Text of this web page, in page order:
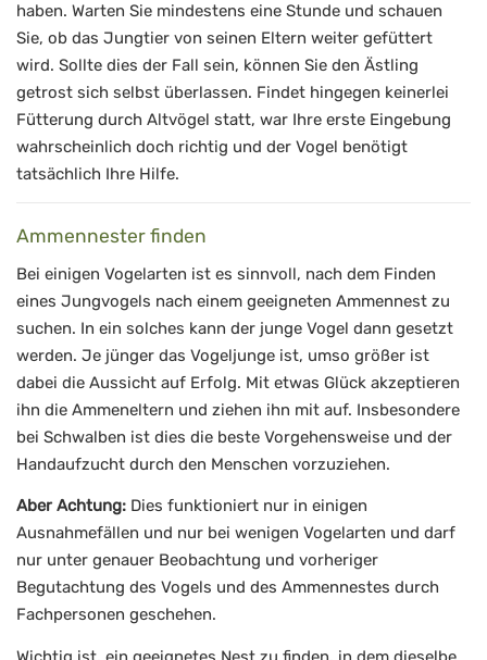
haben. Warten Sie mindestens eine Stunde und schauen
Sie, ob das Jungtier von seinen Eltern weiter gefüttert
wird. Sollte dies der Fall sein, können Sie den Ästling
getrost sich selbst überlassen. Findet hingegen keinerlei
Fütterung durch Altvögel statt, war Ihre erste Eingebung
wahrscheinlich doch richtig und der Vogel benötigt
tatsächlich Ihre Hilfe.
Ammennester finden
Bei einigen Vogelarten ist es sinnvoll, nach dem Finden
eines Jungvogels nach einem geeigneten Ammennest zu
suchen. In ein solches kann der junge Vogel dann gesetzt
werden. Je jünger das Vogeljunge ist, umso größer ist
dabei die Aussicht auf Erfolg. Mit etwas Glück akzeptieren
ihn die Ammeneltern und ziehen ihn mit auf. Insbesondere
bei Schwalben ist dies die beste Vorgehensweise und der
Handaufzucht durch den Menschen vorzuziehen.
Aber Achtung: Dies funktioniert nur in einigen
Ausnahmefällen und nur bei wenigen Vogelarten und darf
nur unter genauer Beobachtung und vorheriger
Begutachtung des Vogels und des Ammennestes durch
Fachpersonen geschehen.